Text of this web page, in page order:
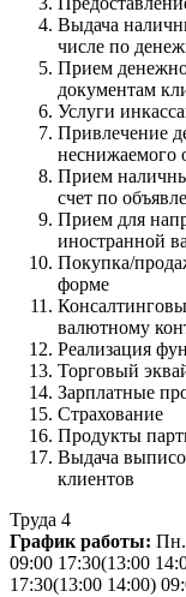
Выдача
числе по
Прием
документам
Услуги
Привлечение
неснижаемого
Прием
счет по
Прием для
иностранной
Покупка/
форме
валютному
Реализация
Торговый
Зарплатные
Страхование
Продукты
Выдача
клиентов
Труда 4
График работы:
09:00 17:30(13:00
17:30(13:00 14:00)